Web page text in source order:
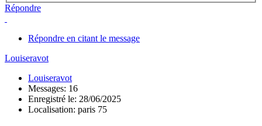
Répondre
Répondre en citant le message
Louiseravot
Louiseravot
Messages: 16
Enregistré le: 28/06/2025
Localisation: paris 75